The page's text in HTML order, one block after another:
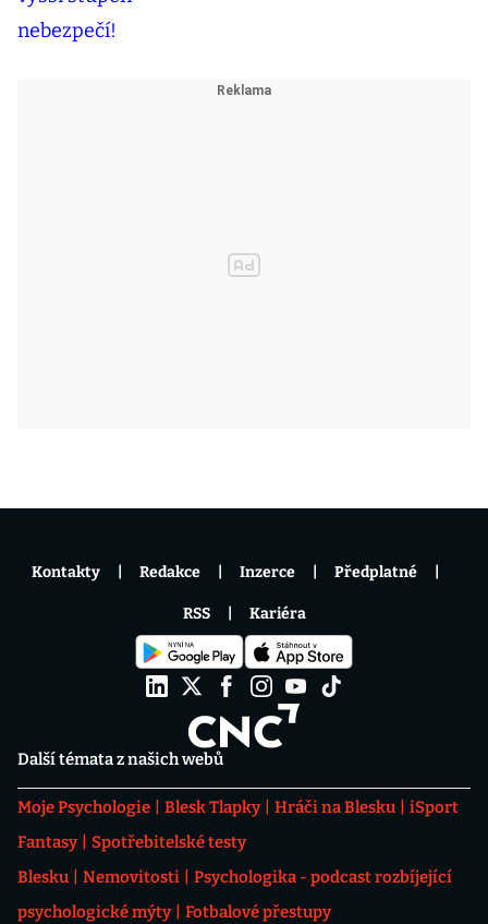
Další témata z našich webů
Moje Psychologie Blesk Tlapky Hráči na Blesku
iSport
Fantasy
Spotřebitelské testy
Blesku
Nemovitosti
Psychologika - podcast rozbíjející
psychologické mýty
Fotbalové přestupy
Kontakty Redakce Inzerce Předplatné
RSS Kariéra